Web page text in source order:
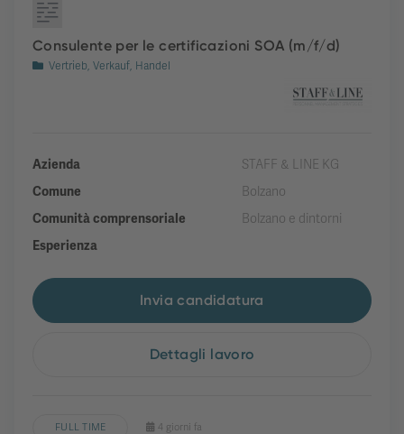
Consulente per le certificazioni SOA (m/f/d)
Vertrieb, Verkauf, Handel
Azienda
STAFF & LINE KG
Comune
Bolzano
Comunità comprensoriale
Bolzano e dintorni
Esperienza
Invia candidatura
Dettagli lavoro
FULL TIME 4 giorni fa